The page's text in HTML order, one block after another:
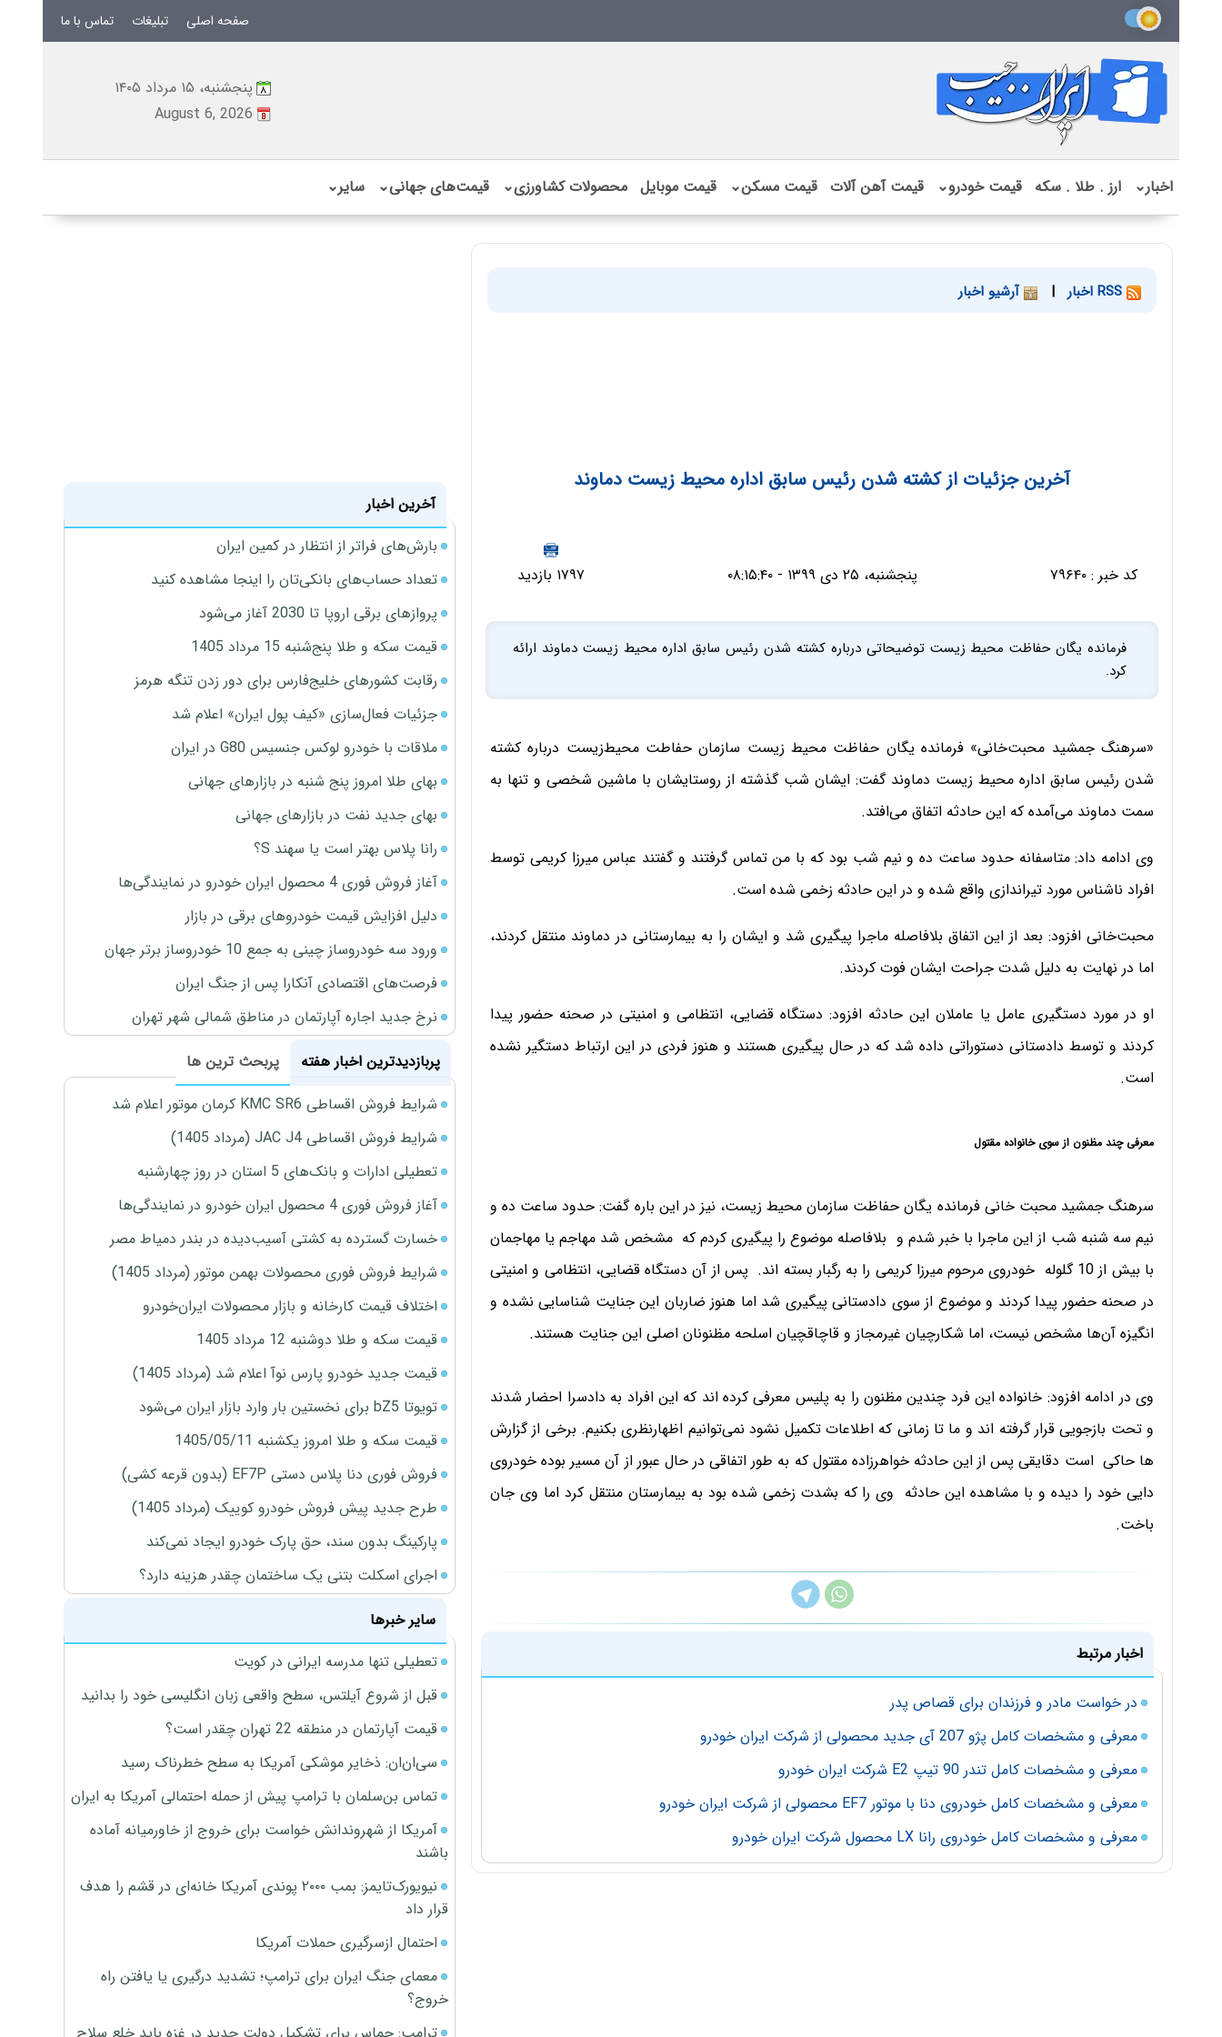
صفحه اصلی تبلیغات تماس با ما
پنجشنبه، ۱۵ مرداد ۱۴۰۵
August 6, 2026
اخبار⌄ ارز . طلا . سکه قیمت خودرو⌄ قیمت آهن آلات قیمت مسکن⌄ قیمت موبایل محصولات کشاورزی⌄ قیمت‌های جهانی⌄ سایر⌄
| آرشیو اخبار
آخرین جزئیات از کشته شدن رئیس سابق اداره محیط ‌زیست دماوند
کد خبر : ۷۹۶۴۰ پنجشنبه، ۲۵ دی ۱۳۹۹ - ۰۸:۱۵:۴۰ ۱۷۹۷ بازدید
فرمانده یگان حفاظت محیط زیست توضیحاتی درباره کشته شدن رئیس سابق اداره محیط زیست دماوند ارائه
کرد.
«سرهنگ جمشید محبت‌خانی» فرمانده یگان حفاظت محیط زیست سازمان حفاطت محیط‌زیست درباره کشته
شدن رئیس سابق اداره محیط زیست دماوند گفت: ایشان شب گذشته از روستایشان با ماشین شخصی و تنها به
سمت دماوند می‌آمده که این حادثه اتفاق می‌افتد.
وی ادامه داد: متاسفانه حدود ساعت ده و نیم شب بود که با من تماس گرفتند و گفتند عباس میرزا کریمی توسط
افراد ناشناس مورد تیراندازی واقع شده و در این حادثه زخمی شده است.
محبت‌خانی افزود: بعد از این اتفاق بلافاصله ماجرا پیگیری شد و ایشان را به بیمارستانی در دماوند منتقل کردند،
اما در نهایت به دلیل شدت جراحت ایشان فوت کردند.
او در مورد دستگیری عامل یا عاملان این حادثه افزود: دستگاه قضایی، انتظامی و امنیتی در صحنه حضور پیدا
کردند و توسط دادستانی دستوراتی داده شد که در حال پیگیری هستند و هنوز فردی در این ارتباط دستگیر نشده
است.
معرفی چند مظنون از سوی خانواده مقتول
سرهنگ جمشید محبت خانی فرمانده یگان حفاظت سازمان محیط زیست، نیز در این باره گفت: حدود ساعت ده و
نیم سه شنبه شب از این ماجرا با خبر شدم و بلافاصله موضوع را پیگیری کردم که مشخص شد مهاجم یا مهاجمان
با بیش از 10 گلوله خودروی مرحوم میرزا کریمی را به رگبار بسته اند. پس از آن دستگاه قضایی، انتظامی و امنیتی
در صحنه حضور پیدا کردند و موضوع از سوی دادستانی پیگیری شد اما هنوز ضاربان این جنایت شناسایی نشده و
انگیزه آن‌ها مشخص نیست، اما شکارچیان غیرمجاز و قاچاقچیان اسلحه مظنونان اصلی این جنایت هستند.
وی در ادامه افزود: خانواده این فرد چندین مظنون را به پلیس معرفی کرده اند که این افراد به دادسرا احضار شدند
و تحت بازجویی قرار گرفته اند و ما تا زمانی که اطلاعات تکمیل نشود نمی‌توانیم اظهارنظری بکنیم. برخی از گزارش
ها حاکی است دقایقی پس از این حادثه خواهرزاده مقتول که به طور اتفاقی در حال عبور از آن مسیر بوده خودروی
دایی خود را دیده و با مشاهده این حادثه وی را که بشدت زخمی شده بود به بیمارستان منتقل کرد اما وی جان
باخت.
اخبار مرتبط
در خواست مادر و فرزندان برای قصاص پدر
معرفی و مشخصات کامل پژو 207 آی جدید محصولی از شرکت ایران خودرو
معرفی و مشخصات کامل تندر 90 تیپ E2 شرکت ایران خودرو
معرفی و مشخصات کامل خودروی دنا با موتور EF7 محصولی از شرکت ایران خودرو
معرفی و مشخصات کامل خودروی رانا LX محصول شرکت ایران خودرو
آخرین اخبار
بارش‌های فراتر از انتظار در کمین ایران
تعداد حساب‌های بانکی‌تان را اینجا مشاهده کنید
پروازهای برقی اروپا تا 2030 آغاز می‌شود
قیمت سکه و طلا پنج‌شنبه 15 مرداد 1405
رقابت کشورهای خلیج‌فارس برای دور زدن تنگه هرمز
جزئیات فعال‌سازی «کیف پول ایران» اعلام شد
ملاقات با خودرو لوکس جنسیس G80 در ایران
بهای طلا امروز پنج شنبه در بازارهای جهانی
بهای جدید نفت در بازارهای جهانی
رانا پلاس بهتر است یا سهند S؟
آغاز فروش فوری 4 محصول ایران خودرو در نمایندگی‌ها
دلیل افزایش قیمت خودروهای برقی در بازار
ورود سه خودروساز چینی به جمع 10 خودروساز برتر جهان
فرصت‌های اقتصادی آنکارا پس از جنگ ایران
نرخ جدید اجاره آپارتمان در مناطق شمالی شهر تهران
پربازدیدترین اخبار هفته
پربحث ترین ها
شرایط فروش اقساطی KMC SR6 کرمان موتور اعلام شد
شرایط فروش اقساطی JAC J4 (مرداد 1405)
تعطیلی ادارات و بانک‌های 5 استان در روز چهارشنبه
آغاز فروش فوری 4 محصول ایران خودرو در نمایندگی‌ها
خسارت گسترده به کشتی آسیب‌دیده در بندر دمیاط مصر
شرایط فروش فوری محصولات بهمن موتور (مرداد 1405)
اختلاف قیمت کارخانه و بازار محصولات ایران‌خودرو
قیمت سکه و طلا دوشنبه 12 مرداد 1405
قیمت جدید خودرو پارس نوآ اعلام شد (مرداد 1405)
تویوتا bZ5 برای نخستین بار وارد بازار ایران می‌شود
قیمت سکه و طلا امروز یکشنبه 1405/05/11
فروش فوری دنا پلاس دستی EF7P (بدون قرعه کشی)
طرح جدید پیش فروش خودرو کوییک (مرداد 1405)
پارکینگ بدون سند، حق پارک خودرو ایجاد نمی‌کند
اجرای اسکلت بتنی یک ساختمان چقدر هزینه دارد؟
سایر خبرها
تعطیلی تنها مدرسه ایرانی در کویت
قبل از شروع آیلتس، سطح واقعی زبان انگلیسی خود را بدانید
قیمت آپارتمان در منطقه 22 تهران چقدر است؟
سی‌ان‌ان: ذخایر موشکی آمریکا به سطح خطرناک رسید
تماس بن‌سلمان با ترامپ پیش از حمله احتمالی آمریکا به ایران
آمریکا از شهروندانش خواست برای خروج از خاورمیانه آماده
باشند
نیویورک‌تایمز: بمب ۲۰۰۰ پوندی آمریکا خانه‌ای در قشم را هدف
قرار داد
احتمال ازسرگیری حملات آمریکا
معمای جنگ ایران برای ترامپ؛ تشدید درگیری یا یافتن راه
خروج؟